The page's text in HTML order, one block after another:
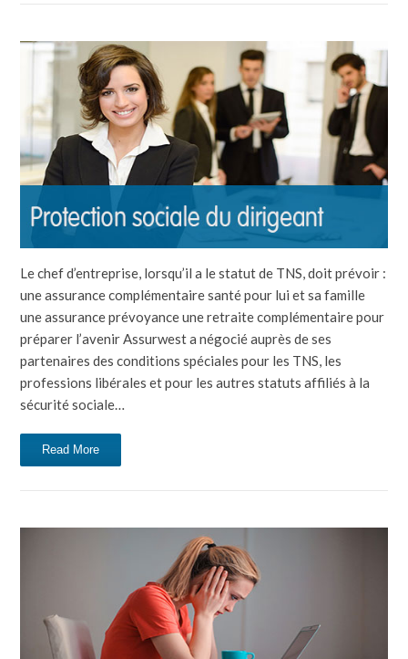
Le chef d’entreprise, lorsqu’il a le statut de TNS, doit prévoir :
une assurance complémentaire santé pour lui et sa famille
une assurance prévoyance une retraite complémentaire pour
préparer l’avenir Assurwest a négocié auprès de ses
partenaires des conditions spéciales pour les TNS, les
professions libérales et pour les autres statuts affiliés à la
sécurité sociale…
Read More